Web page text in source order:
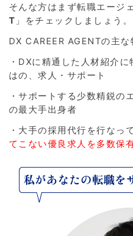
そんな方はまず転職エージ
T 」をチェックしましょう。
DX CAREER AGENTの主な
・DXに精通した人材紹介
はの、求人・サポート
・サポートする少数精鋭の
の最大手出身者
・大手の採用代行を行なっ
てこない優良求人を多数保